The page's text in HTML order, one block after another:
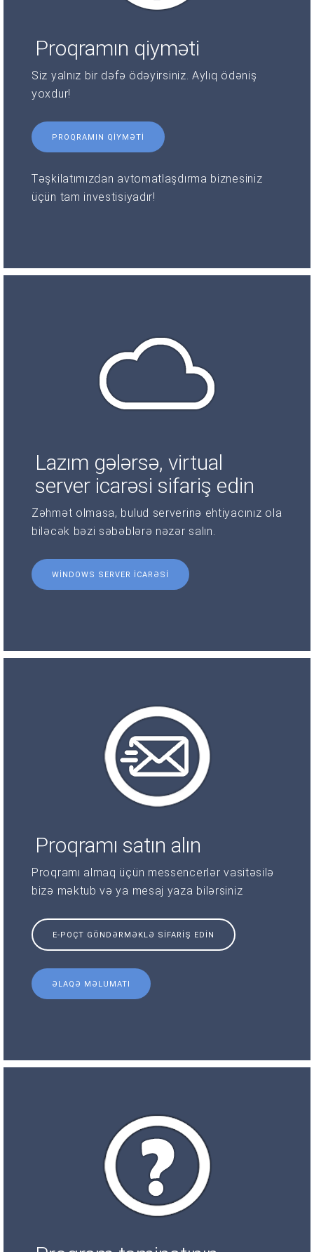
Proqramın qiyməti
Siz yalnız bir dəfə ödəyirsiniz. Aylıq ödəniş
yoxdur!
PROQRAMIN QIYMƏTI
Təşkilatımızdan avtomatlaşdırma biznesiniz
üçün tam investisiyadır!
Lazım gələrsə, virtual
server icarəsi sifariş edin
Zəhmət olmasa, bulud serverinə ehtiyacınız ola
biləcək bəzi səbəblərə nəzər salın.
WINDOWS SERVER ICARƏSI
Proqramı satın alın
Proqramı almaq üçün messencerlər vasitəsilə
bizə məktub və ya mesaj yaza bilərsiniz
E-POÇT GÖNDƏRMƏKLƏ SIFARIŞ EDIN
ƏLAQƏ MƏLUMATI